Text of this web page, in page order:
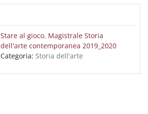
Stare al gioco. Magistrale Storia
dell'arte contemporanea 2019_2020
Categoria: Storia dell'arte